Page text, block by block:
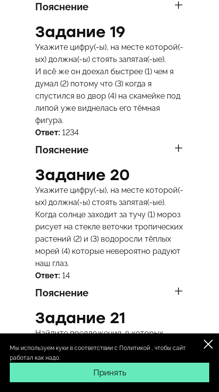
Мы используем куки в соответствии с Политикой , чтобы сайт
работал как надо.
Принять
Пояснение
Задание 19
Укажите цифру(-ы), на месте которой(-
ых) должна(-ы) стоять запятая(-ые).
И всё же он доехал быстрее (1) чем я
думал (2) потому что (3) когда я
спустился во двор (4) на скамейке под
липой уже виднелась его тёмная
фигура.
Ответ: 1234
Пояснение
Задание 20
Укажите цифру(-ы), на месте которой(-
ых) должна(-ы) стоять запятая(-ые).
Когда солнце заходит за тучу (1) мороз
рисует на стекле веточки тропических
растений (2) и (3) водоросли тёплых
морей (4) которые невероятно радуют
наш глаз.
Ответ: 14
Пояснение
Задание 21
Найдите предложения, в которых
запятая(-ые)ставится(-ятся) в
соответствии с одним и тем же
правилом пунктуации. Запишите
номера этих предложений.